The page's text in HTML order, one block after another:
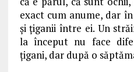
exact cum anume, dar
și țiganii între ei. Un
la început nu face
țigani, dar după o